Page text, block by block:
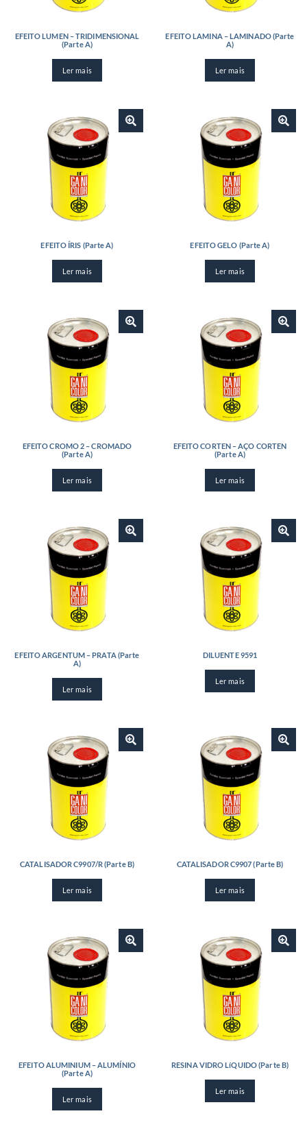
EFEITO LUMEN – TRIDIMENSIONAL
(Parte A)
Ler mais
EFEITO LAMINA – LAMINADO (Parte
A)
Ler mais
EFEITO ÍRIS (Parte A)
Ler mais
EFEITO GELO (Parte A)
Ler mais
EFEITO CROMO 2 – CROMADO
(Parte A)
Ler mais
EFEITO CORTEN – AÇO CORTEN
(Parte A)
Ler mais
EFEITO ARGENTUM – PRATA (Parte
A)
Ler mais
DILUENTE 9591
Ler mais
CATALISADOR C9907/R (Parte B)
Ler mais
CATALISADOR C9907 (Parte B)
Ler mais
EFEITO ALUMINIUM – ALUMÍNIO
(Parte A)
Ler mais
RESINA VIDRO LíQUIDO (Parte B)
Ler mais